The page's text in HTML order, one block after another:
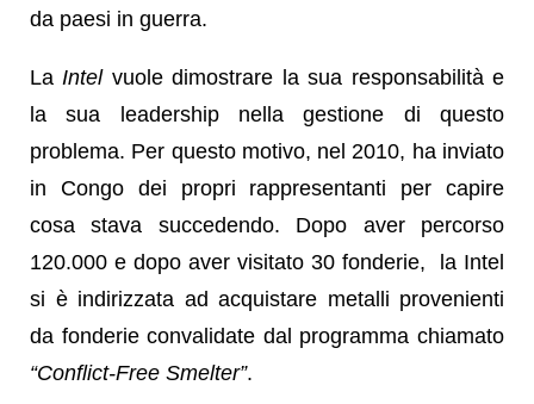
da paesi in guerra.
LaIntelvuole dimostrare la sua responsabilità e
la sua leadership nella gestione di questo
problema. Per questo motivo, nel 2010, ha inviato
in Congo dei propri rappresentanti per capire
cosa stava succedendo. Dopo aver percorso
120.000 e dopo aver visitato 30 fonderie, la Intel
si è indirizzata ad acquistare metalli provenienti
da fonderie convalidate dal programma chiamato
“Conflict-Free Smelter”.